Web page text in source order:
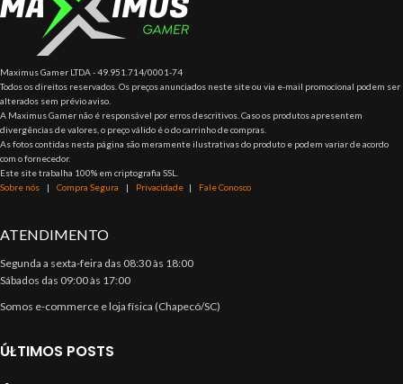
Maximus Gamer LTDA - 49.951.714/0001-74
Todos os direitos reservados. Os preços anunciados neste site ou via e-mail promocional podem ser
alterados sem prévio aviso.
A Maximus Gamer não é responsável por erros descritivos. Caso os produtos apresentem
divergências de valores, o preço válido é o do carrinho de compras.
As fotos contidas nesta página são meramente ilustrativas do produto e podem variar de acordo
com o fornecedor.
Este site trabalha 100% em criptografia SSL.
Sobre nós | Compra Segura | Privacidade | Fale Conosco
ATENDIMENTO
Segunda a sexta-feira das 08:30 às 18:00
Sábados das 09:00 às 17:00
Somos e-commerce e loja física (Chapecó/SC)
ÚLTIMOS POSTS